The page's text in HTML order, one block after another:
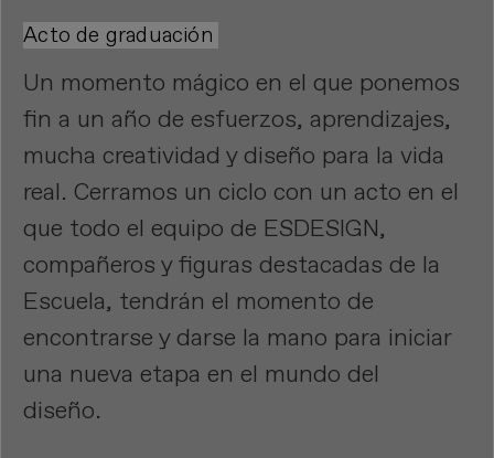
Acto de graduación
Un momento mágico en el que ponemos
fin a un año de esfuerzos, aprendizajes,
mucha creatividad y diseño para la vida
real. Cerramos un ciclo con un acto en el
que todo el equipo de ESDESIGN,
compañeros y figuras destacadas de la
Escuela, tendrán el momento de
encontrarse y darse la mano para iniciar
una nueva etapa en el mundo del
diseño.